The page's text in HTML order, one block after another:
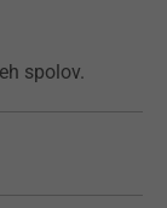
spolov.